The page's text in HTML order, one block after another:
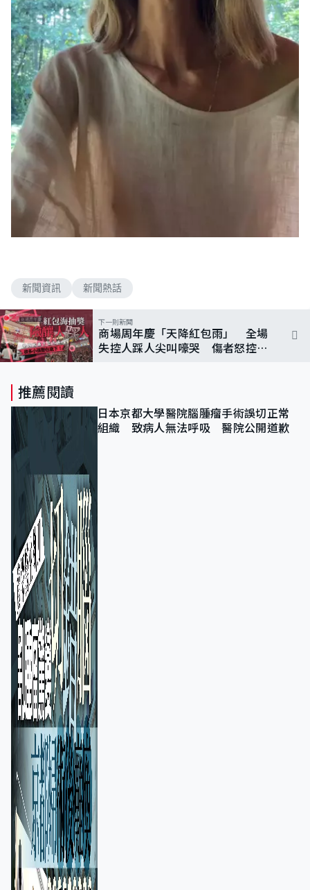
新聞資訊 新聞熱話
下一則新聞
商場周年慶「天降紅包雨」 全場
失控人踩人尖叫嚎哭 傷者怒控
推薦閱讀
日本京都大學醫院腦腫瘤手術誤切正常
組織 致病人無法呼吸 醫院公開道歉